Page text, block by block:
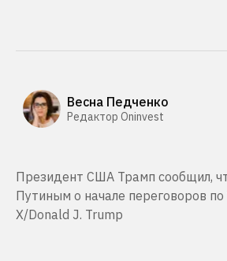
Весна Педченко
Редактор Oninvest
Президент США Трамп сообщил,
Путиным о начале переговоров
X/Donald J. Trump